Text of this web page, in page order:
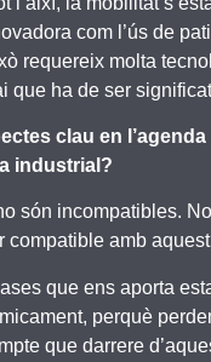
com l’ús de
requereix molta
que ha de ser
clau en
industrial?
són incompatibles.
compatible amb
que ens aporta
perquè
que darrere